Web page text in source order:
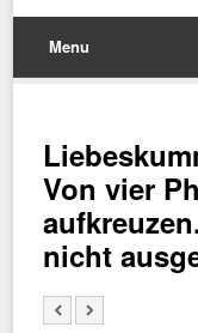
Menu
Von vier
nicht